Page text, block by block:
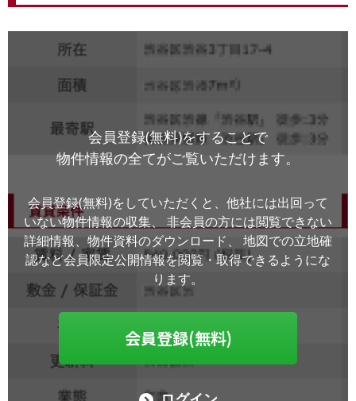
会員登録(無料)をすることで
物件情報の全てがご覧いただけます。
会員登録(無料)をしていただくと、他社には出回って
いない物件情報の収集、
非会員の方には閲覧できない
詳細情報、物件資料のダウンロード、
地図での立地確
認など会員限定公開情報を閲覧・取得できるようにな
ります。
会員登録(無料)